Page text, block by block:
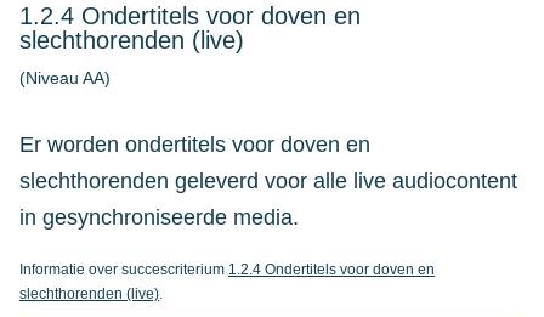
1.2.4 Ondertitels voor doven en
slechthorenden (live)
(Niveau AA)
Er worden ondertitels voor doven en
slechthorenden geleverd voor alle live audiocontent
in gesynchroniseerde media.
Informatie over succescriterium 1.2.4 Ondertitels voor doven en
slechthorenden (live).